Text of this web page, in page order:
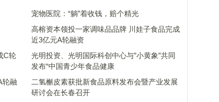
宠物医院：“躺”着收钱，赔个精光
高榕资本领投一家调味品品牌 川娃子食品完成
近3亿元A轮融资
光明投资、光明国际科创中心与”小黄象”共同
发布“中国青少年食品健康
轮融
二氢槲皮素获批新食品原料发布会暨产业发展
研讨会在长春召开